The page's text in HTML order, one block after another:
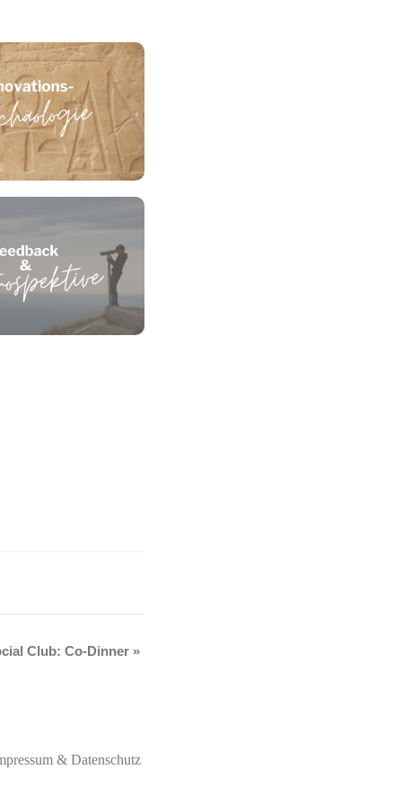
Club: Co-Dinner »
& Datenschutz